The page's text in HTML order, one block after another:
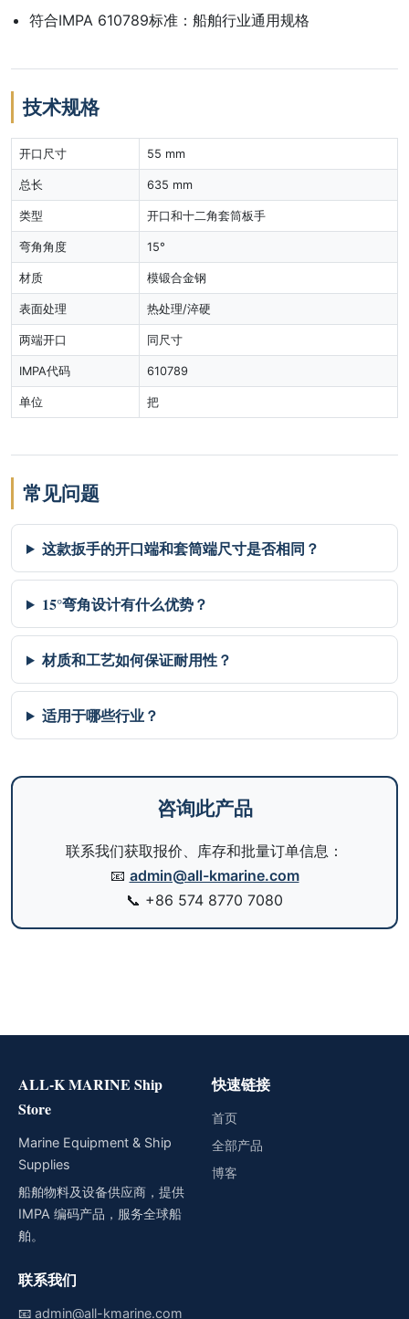
符合IMPA 610789标准：船舶行业通用规格
技术规格
开口尺寸 55 mm
总长 635 mm
类型 开口和十二角套筒板手
弯角角度 15°
材质 模锻合金钢
表面处理 热处理/淬硬
两端开口 同尺寸
IMPA代码 610789
单位 把
常见问题
这款扳手的开口端和套筒端尺寸是否相同？
15°弯角设计有什么优势？
材质和工艺如何保证耐用性？
适用于哪些行业？
咨询此产品
联系我们获取报价、库存和批量订单信息：
📧 admin@all-kmarine.com
📞 +86 574 8770 7080
ALL-K MARINE Ship
Store
Marine Equipment & Ship
Supplies
船舶物料及设备供应商，提供
IMPA 编码产品，服务全球船
舶。
快速链接
首页
全部产品
博客
联系我们
📧 admin@all-kmarine.com